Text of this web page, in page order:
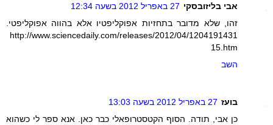
אבי בליזובסקי 27 באפריל 2012 בשעה 12:34
זהו, שלא מדובר בתחזיות אפוקליפטיו אלא בהווה אפוקליפטי.
http://www.sciencedaily.com/releases/2012/04/1204191431
15.htm
השב
בועז 27 באפריל 2012 בשעה 13:03
כן אבי, תודה. הסוף הקטסטרופאלי כבר כאן. אנא ספר לי כשהוא